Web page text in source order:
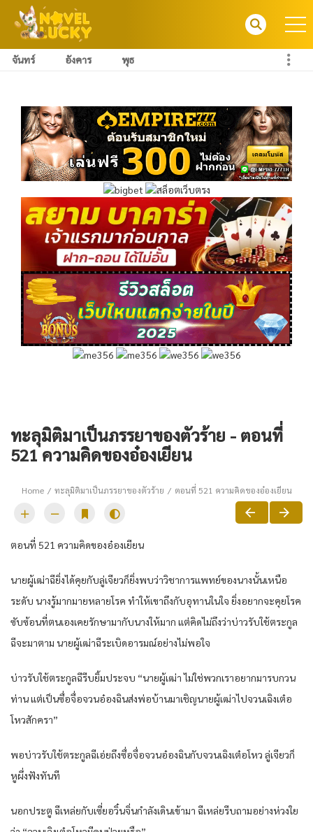
จันทร์ อังคาร พุธ
ทะลุมิติมาเป็นภรรยาของตัวร้าย - ตอนที่
521 ความคิดของอ๋องเยียน
Home ทะลุมิติมาเป็นภรรยาของตัวร้าย ตอนที่ 521 ความคิดของอ๋องเยียน
ตอนที่ 521 ความคิดของอ๋องเยียน
นายผู้เฒ่าฉียิ่งได้คุยกับลู่เจียวก็ยิ่งพบว่าวิชาการแพทย์ของนางนั้นเหนือ
ระดับ นางรู้มากมายหลายโรค ทำให้เขาถึงกับอุทานในใจ ยิ่งอยากจะคุยโรค
ซับซ้อนที่ตนเองเคยรักษามากับนางให้มาก แต่คิดไม่ถึงว่าบ่าวรับใช้ตระกูล
ฉีจะมาตาม นายผู้เฒ่าฉีระเบิดอารมณ์อย่างไม่พอใจ
บ่าวรับใช้ตระกูลฉีรีบยิ้มประจบ “นายผู้เฒ่า ไม่ใช่พวกเราอยากมารบกวน
ท่าน แต่เป็นซื่อจื่อจวนอ๋องฉินส่งพ่อบ้านมาเชิญนายผู้เฒ่าไปจวนเฉิงเต๋อ
โหวสักครา”
พอบ่าวรับใช้ตระกูลฉีเอ่ยถึงซื่อจื่อจวนอ๋องฉินกับจวนเฉิงเต๋อโหว ลู่เจียวก็
หูผึ่งฟังทันที
นอกประตู ฉีเหล่ยกับเซี่ยอวิ๋นจิ่นกำลังเดินเข้ามา ฉีเหล่ยรีบถามอย่างห่วงใย